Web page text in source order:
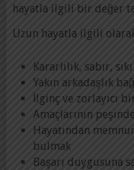
hayatla ilgili bir değer
Uzun hayatla ilgili
Kararlılık, sabır,
Yakın arkadaşlık
İlginç ve zorlayıcı
Amaçlarının
Hayatından
bulmak
Başarı duygusuna